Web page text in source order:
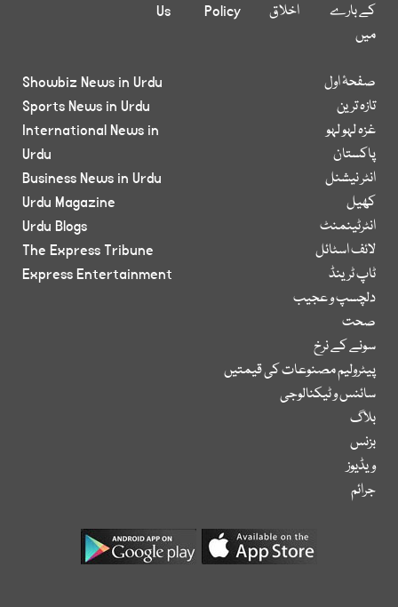
کے بارے
میں
اخلاق
Policy
Us
صفحۂ اول
تازہ ترین
غزہ لہو لہو
پاکستان
انٹر نیشنل
کھیل
انٹرٹینمنٹ
لائف اسٹائل
ٹاپ ٹرینڈ
دلچسپ و عجیب
صحت
سونے کے نرخ
پیٹرولیم مصنوعات کی قیمتیں
سائنس و ٹیکنالوجی
بلاگ
بزنس
ویڈیوز
جرائم
Showbiz News in Urdu
Sports News in Urdu
International News in
Urdu
Business News in Urdu
Urdu Magazine
Urdu Blogs
The Express Tribune
Express Entertainment